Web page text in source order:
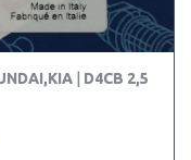
D4CB 2,5